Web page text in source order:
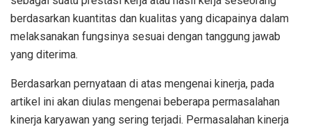
berdasarkan kuantitas dan kualitas yang dicapainya dalam
melaksanakan fungsinya sesuai dengan tanggung jawab
yang diterima.
Berdasarkan pernyataan di atas mengenai kinerja, pada
artikel ini akan diulas mengenai beberapa permasalahan
kinerja karyawan yang sering terjadi. Permasalahan kinerja